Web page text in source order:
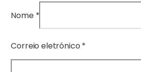
Nome *
P
e
Correio eletrónico *